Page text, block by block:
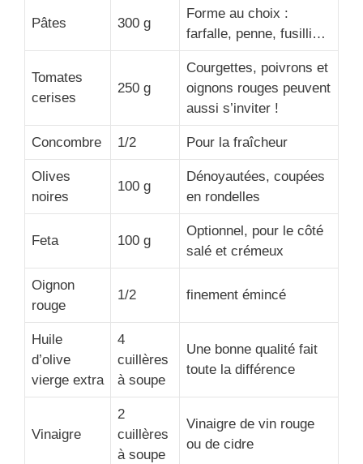
Pâtes 300 g
Forme au choix :
farfalle, penne, fusilli…
Tomates
cerises
250 g
Courgettes, poivrons et
oignons rouges peuvent
aussi s’inviter !
Concombre 1/2 Pour la fraîcheur
Olives
noires
100 g
Dénoyautées, coupées
en rondelles
Feta 100 g
Optionnel, pour le côté
salé et crémeux
Oignon
rouge
1/2 finement émincé
Huile
d’olive
vierge extra
4
cuillères
à soupe
Une bonne qualité fait
toute la différence
Vinaigre
2
cuillères
à soupe
Vinaigre de vin rouge
ou de cidre